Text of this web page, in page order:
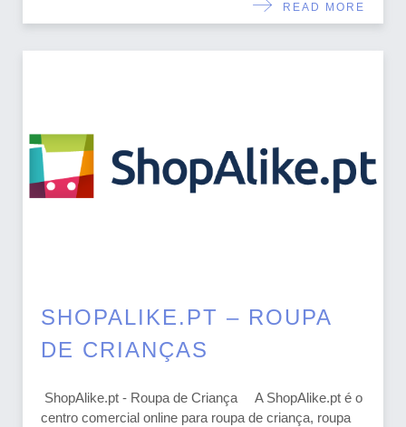
READ MORE
SHOPALIKE.PT – ROUPA
DE CRIANÇAS
ShopAlike.pt - Roupa de Criança A ShopAlike.pt é o
centro comercial online para roupa de criança, roupa